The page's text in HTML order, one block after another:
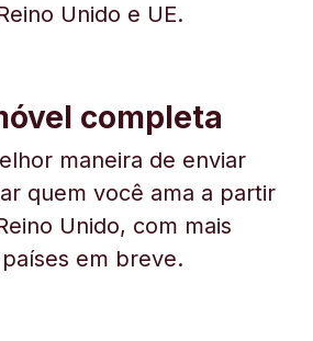
Unido e UE.
completa
maneira de enviar
quem você ama a partir
Unido, com mais
em breve.